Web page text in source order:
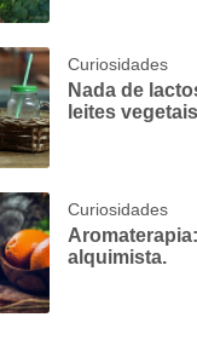
Curiosidades
Nada de
leites vegetais
Curiosidades
alquimista.